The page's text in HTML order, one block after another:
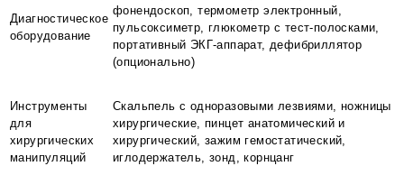
Диагностическое
оборудование
фонендоскоп, термометр электронный,
пульсоксиметр, глюкометр с тест-полосками,
портативный ЭКГ-аппарат, дефибриллятор
(опционально)
Инструменты
для
хирургических
манипуляций
Скальпель с одноразовыми лезвиями, ножницы
хирургические, пинцет анатомический и
хирургический, зажим гемостатический,
иглодержатель, зонд, корнцанг